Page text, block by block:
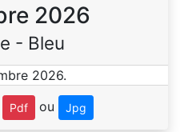
2026
- Bleu
Pdf ou Jpg